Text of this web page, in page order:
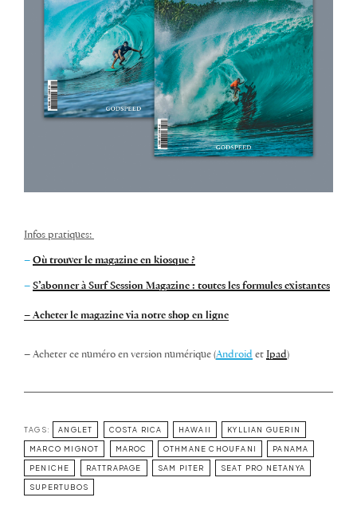
Infos pratiques:
– Où trouver le magazine en kiosque ?
– S’abonner à Surf Session Magazine : toutes les formules existantes
– Acheter le magazine via notre shop en ligne
– Acheter ce numéro en version numérique (Android et Ipad)
TAGS: ANGLET COSTA RICA HAWAII KYLLIAN GUERIN
MARCO MIGNOT MAROC OTHMANE CHOUFANI PANAMA
PENICHE RATTRAPAGE SAM PITER SEAT PRO NETANYA
SUPERTUBOS